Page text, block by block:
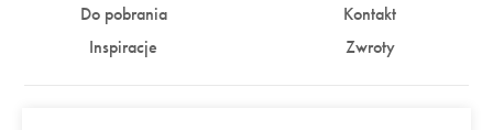
Do pobrania
Inspiracje
Kontakt
Zwroty